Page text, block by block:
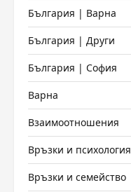
България | Варна
България | Други
България | София
Варна
Взаимоотношения
Връзки и психология
Връзки и семейство